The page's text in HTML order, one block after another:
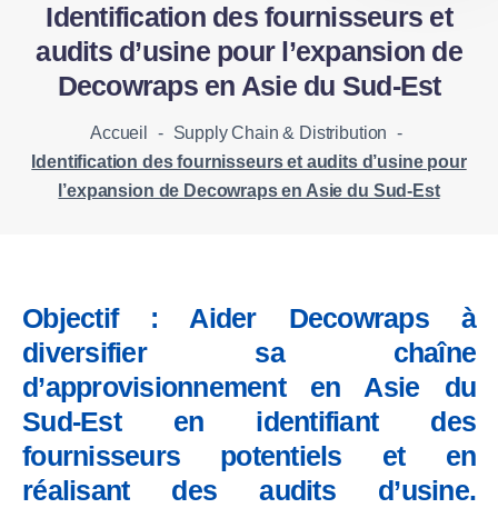
Identification des fournisseurs et
audits d’usine pour l’expansion de
Decowraps en Asie du Sud-Est
Accueil - Supply Chain & Distribution -
Identification des fournisseurs et audits d’usine pour
l’expansion de Decowraps en Asie du Sud-Est
Objectif : Aider Decowraps à
diversifier sa chaîne
d’approvisionnement en Asie du
Sud-Esten identifiant des
fournisseurs potentiels et en
réalisant desaudits d’usine.